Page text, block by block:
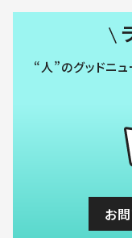
“人”のグッドニ
お